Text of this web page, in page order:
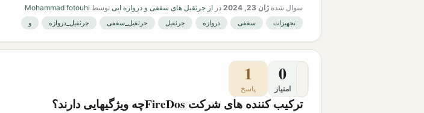
سوال شده ژان 23, 2024 در از جرثقیل های سقفی و دروازه ایی توسط Mohammad fotouhi
تجهیزات سقفی دروازه جرثقیل جرثقیل_سقفی جرثقیل_دروازه و
0
امتیاز
1
پاسخ
ترکیب کننده های شرکت FireDosچه ویژگیهایی دارند؟